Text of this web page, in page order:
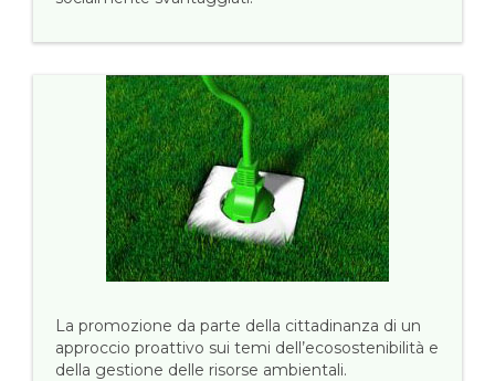
La promozione da parte della cittadinanza di un
approccio proattivo sui temi dell’ecosostenibilità e
della gestione delle risorse ambientali.